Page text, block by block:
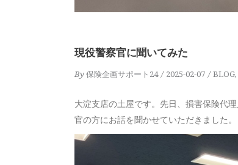
現役警察官に聞いてみた
By 保険企画サポート24 2025-02-07 BLOG,
大淀支店の土屋です。先日、損害保険代
官の方にお話を聞かせていただきました。